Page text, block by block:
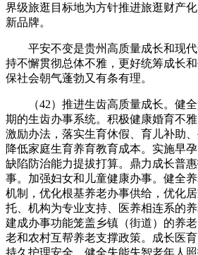
界级旅逛目标地为方针推进旅逛财产
新品牌。
平安不变是贵州高质量成长和现代
持不懈贯彻总体不雅，更好统筹成长
保社会朝气蓬勃又有条有理。
（42）推进生齿高质量成长。健全
期的生齿办事系统。积极健康婚育不
激励办法，落实生育休假、育儿补助
降低家庭生育养育教育成本。实施早
缺陷防治能力提拔打算。鼎力成长普
事。加强妇女和儿童健康办事。健全
机制，优化根基养老办事供给，优化
托、机构为专业支持、医养相连系的
建成办事功能笼盖乡镇（街道）的养
老和农村互帮养老支撑政策。成长医
持久护理安全，健全失能失智老年人